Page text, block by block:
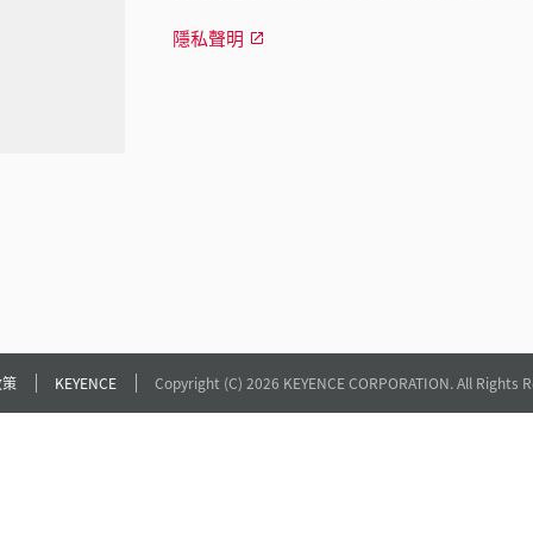
隱私聲明
KEYENCE Copyright (C) 2026 KEYENCE CORPORATION. All Rights